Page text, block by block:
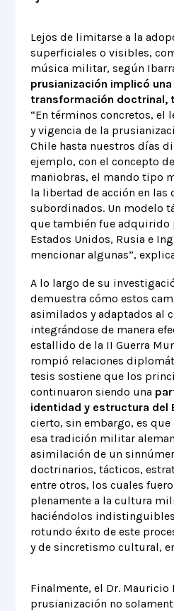
Lejos de limitarse a la
superficiales o visibles,
música militar, según
prusianización implicó
transformación doctrinal,
“En términos concretos, el
y vigencia de la
Chile hasta nuestros días
ejemplo, con el concepto
maniobras, el mando tipo
la libertad de acción en las
subordinados. Un modelo
que también fue adquirido
Estados Unidos, Rusia e
mencionar algunas”,
A lo largo de su
demuestra cómo estos
asimilados y adaptados al
integrándose de manera
estallido de la II Guerra
rompió relaciones
tesis sostiene que los
continuaron siendo una
identidad y estructura del
cierto, sin embargo, es
esa tradición militar
asimilación de un
doctrinarios, tácticos,
entre otros, los cuales
plenamente a la cultura
haciéndolos
rotundo éxito de este
y de sincretismo cultural,
Finalmente, el Dr. Mauricio
prusianización no